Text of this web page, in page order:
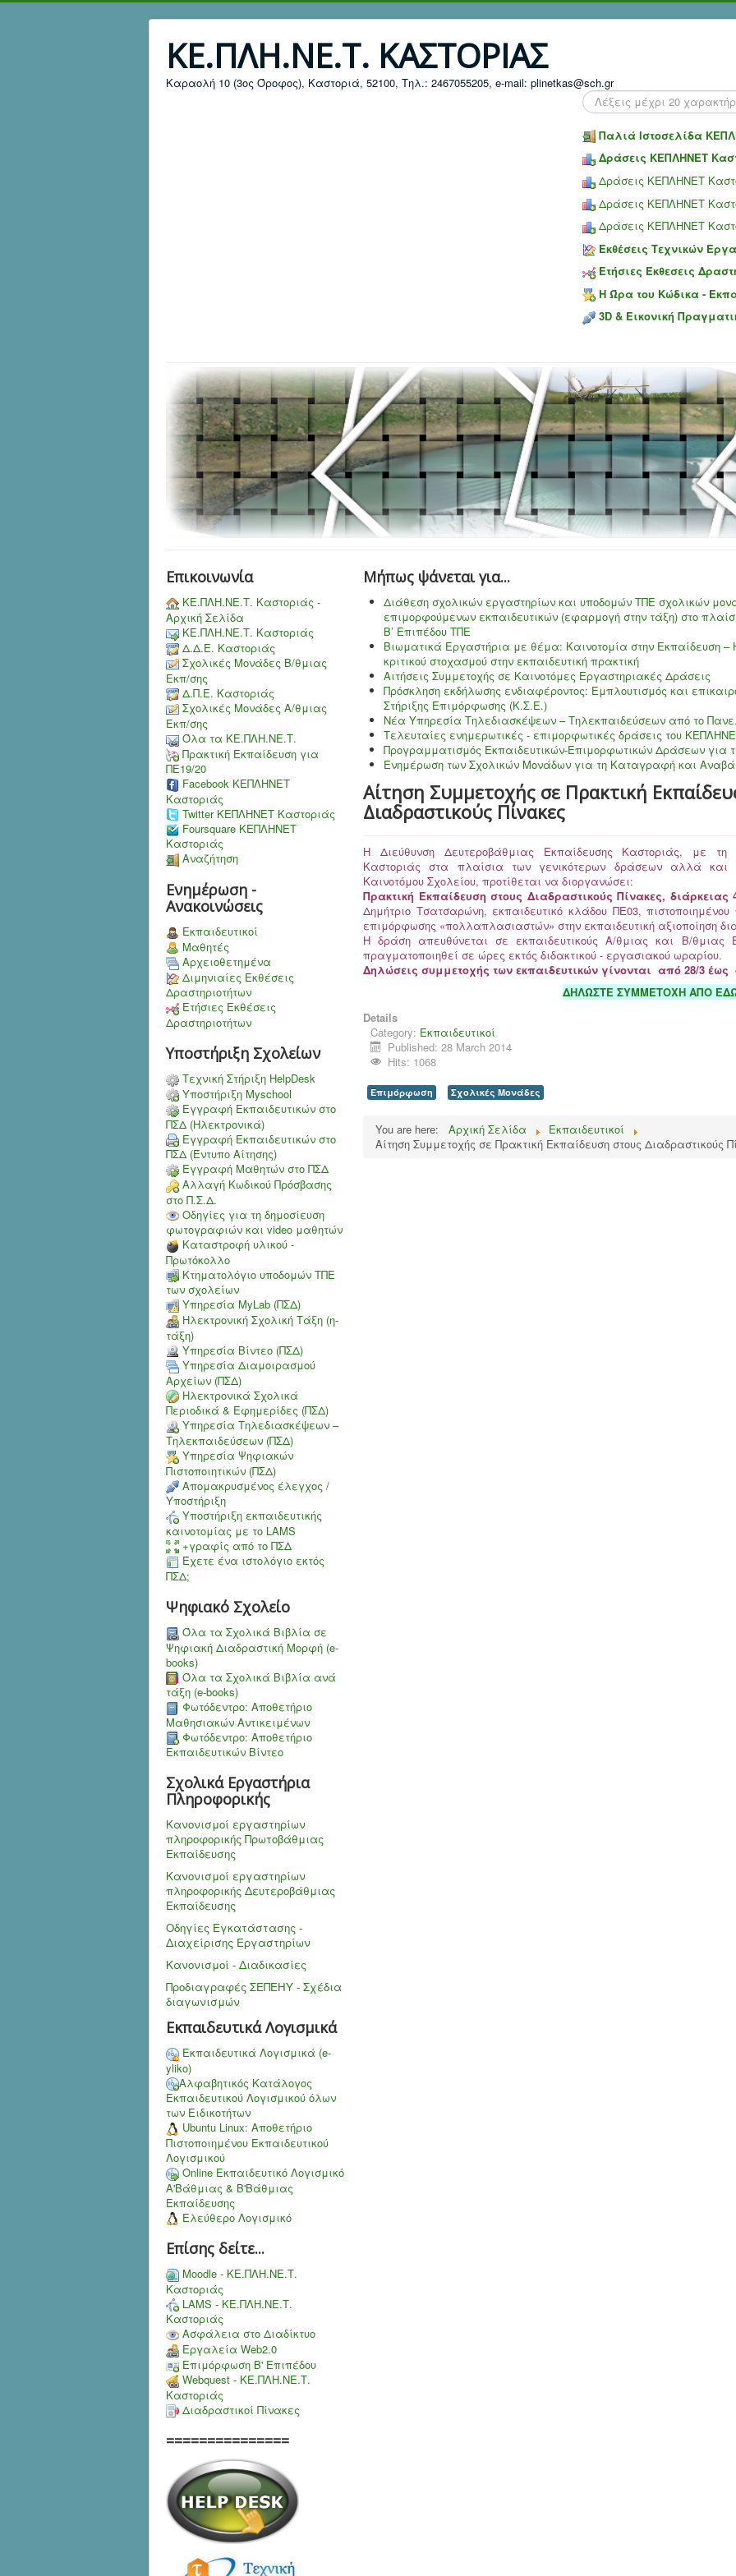
ΚΕ.ΠΛΗ.ΝΕ.Τ. ΚΑΣΤΟΡΙΑΣ
Καραολή 10 (3ος Όροφος), Καστοριά, 52100, Τηλ.: 2467055205, e-mail: plinetkas@sch.gr
Search
...
Παλιά Ιστοσελίδα
Δράσεις ΚΕΠΛΗΝΕΤ
Δράσεις ΚΕΠΛΗΝΕΤ
Δράσεις ΚΕΠΛΗΝΕΤ
Δράσεις ΚΕΠΛΗΝΕΤ
Εκθέσεις Τεχνικών
Ετήσιες Έκθεσεις
Η Ώρα του Κώδικα -
3D & Εικονική
Επικοινωνία
ΚΕ.ΠΛΗ.ΝΕ.Τ. Καστοριάς -
Αρχική Σελίδα
ΚΕ.ΠΛΗ.ΝΕ.Τ. Καστοριάς
Δ.Δ.Ε. Καστοριάς
Σχολικές Μονάδες Β/θμιας
Εκπ/σης
Δ.Π.Ε. Καστοριάς
Σχολικές Μονάδες Α/θμιας
Εκπ/σης
Όλα τα ΚΕ.ΠΛΗ.ΝΕ.Τ.
Πρακτική Εκπαίδευση για
ΠΕ19/20
Facebook ΚΕΠΛΗΝΕΤ
Καστοριάς
Twitter ΚΕΠΛΗΝΕΤ Καστοριάς
Foursquare ΚΕΠΛΗΝΕΤ
Καστοριάς
Αναζήτηση
Ενημέρωση -
Ανακοινώσεις
Εκπαιδευτικοί
Μαθητές
Αρχειοθετημένα
Διμηνιαίες Εκθέσεις
Δραστηριοτήτων
Ετήσιες Εκθέσεις
Δραστηριοτήτων
Υποστήριξη Σχολείων
Τεχνική Στήριξη HelpDesk
Υποστήριξη Myschool
Εγγραφή Εκπαιδευτικών στο
ΠΣΔ (Ηλεκτρονικά)
Εγγραφή Εκπαιδευτικών στο
ΠΣΔ (Έντυπο Αίτησης)
Εγγραφή Μαθητών στο ΠΣΔ
Αλλαγή Κωδικού Πρόσβασης
στο Π.Σ.Δ.
Οδηγίες για τη δημοσίευση
φωτογραφιών και video μαθητών
Καταστροφή υλικού -
Πρωτόκολλο
Κτηματολόγιο υποδομών ΤΠΕ
των σχολείων
Υπηρεσία MyLab (ΠΣΔ)
Ηλεκτρονική Σχολική Τάξη (η-
τάξη)
Υπηρεσία Bίντεο (ΠΣΔ)
Υπηρεσία Διαμοιρασμού
Αρχείων (ΠΣΔ)
Ηλεκτρονικά Σχολικά
Περιοδικά & Εφημερίδες (ΠΣΔ)
Υπηρεσία Τηλεδιασκέψεων –
Τηλεκπαιδεύσεων (ΠΣΔ)
Υπηρεσία Ψηφιακών
Πιστοποιητικών (ΠΣΔ)
Aπομακρυσμένος έλεγχος /
Υποστήριξη
Υποστήριξη εκπαιδευτικής
καινοτομίας με το LAMS
+γραφίς από το ΠΣΔ
Έχετε ένα ιστολόγιο εκτός
ΠΣΔ;
Ψηφιακό Σχολείο
Όλα τα Σχολικά Βιβλία σε
Ψηφιακή Διαδραστική Μορφή (e-
books)
Όλα τα Σχολικά Βιβλία ανά
τάξη (e-books)
Φωτόδεντρο: Αποθετήριο
Μαθησιακών Αντικειμένων
Φωτόδεντρο: Αποθετήριο
Εκπαιδευτικών Βίντεο
Σχολικά Εργαστήρια
Πληροφορικής
Κανονισμοί εργαστηρίων
πληροφορικής Πρωτοβάθμιας
Εκπαίδευσης
Κανονισμοί εργαστηρίων
πληροφορικής Δευτεροβάθμιας
Εκπαίδευσης
Οδηγίες Εγκατάστασης -
Διαχείρισης Εργαστηρίων
Κανονισμοί - Διαδικασίες
Προδιαγραφές ΣΕΠΕΗΥ - Σχέδια
διαγωνισμών
Εκπαιδευτικά Λογισμικά
Εκπαιδευτικά Λογισμικά (e-
yliko)
Αλφαβητικός Κατάλογος
Εκπαιδευτικού Λογισμικού όλων
των Ειδικοτήτων
Ubuntu Linux: Αποθετήριο
Πιστοποιημένου Εκπαιδευτικού
Λογισμικού
Online Εκπαιδευτικό Λογισμικό
Α'Βάθμιας & Β'Βάθμιας
Εκπαίδευσης
Ελεύθερο Λογισμικό
Επίσης δείτε...
Moodle - ΚΕ.ΠΛΗ.ΝΕ.Τ.
Καστοριάς
LAMS - ΚΕ.ΠΛΗ.ΝΕ.Τ.
Καστοριάς
Ασφάλεια στο Διαδίκτυο
Εργαλεία Web2.0
Επιμόρφωση Β' Επιπέδου
Webquest - ΚΕ.ΠΛΗ.ΝΕ.Τ.
Καστοριάς
Διαδραστικοί Πίνακες
===============
Mήπως ψάνεται για...
Διάθεση σχολικών εργαστηρίων και υποδομών ΤΠΕ σχολικών
επιμορφούμενων εκπαιδευτικών (εφαρμογή στην τάξη) στο
Β’ Επιπέδου ΤΠΕ
Βιωματικά Εργαστήρια με θέμα: Καινοτομία στην Εκπαίδευση –
κριτικού στοχασμού στην εκπαιδευτική πρακτική
Αιτήσεις Συμμετοχής σε Καινοτόμες Εργαστηριακές Δράσεις
Πρόσκληση εκδήλωσης ενδιαφέροντος: Εμπλουτισμός και
Στήριξης Επιμόρφωσης (Κ.Σ.Ε.)
Νέα Υπηρεσία Τηλεδιασκέψεων – Τηλεκπαιδεύσεων από το
Τελευταίες ενημερωτικές - επιμορφωτικές δράσεις του
Προγραμματισμός Εκπαιδευτικών-Επιμορφωτικών Δράσεων για
Ενημέρωση των Σχολικών Μονάδων για τη Καταγραφή και
Αίτηση Συμμετοχής σε Πρακτική
Διαδραστικούς Πίνακες
Η Διεύθυνση Δευτεροβάθμιας Εκπαίδευσης Καστοριάς, με
Καστοριάς στα πλαίσια των γενικότερων δράσεων αλλά και
Καινοτόμου Σχολείου, προτίθεται να διοργανώσει:
Πρακτική Εκπαίδευση στους Διαδραστικούς Πίνακες,
Δημήτριο Τσατσαρώνη, εκπαιδευτικό κλάδου ΠΕ03,
επιμόρφωσης «πολλαπλασιαστών» στην εκπαιδευτική αξιοποίηση
Η δράση απευθύνεται σε εκπαιδευτικούς Α/θμιας και Β/
πραγματοποιηθεί σε ώρες εκτός διδακτικού - εργασιακού ωραρίου.
Δηλώσεις συμμετοχής των εκπαιδευτικών γίνονται από 28/3 έως
ΔΗΛΩΣΤΕ ΣΥΜΜΕΤΟΧΗ ΑΠΟ
Details
Category: Εκπαιδευτικοί
Published: 28 March 2014
Hits: 1068
Επιμόρφωση Σχολικές Μονάδες
You are here: Αρχική Σελίδα
Εκπαιδευτικοί
Αίτηση Συμμετοχής σε Πρακτική Εκπαίδευση στους Διαδραστικούς